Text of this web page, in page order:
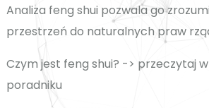
Analiza feng shui pozwala go
przestrzeń do naturalnych praw
Czym jest feng shui? -> przeczytaj
poradniku